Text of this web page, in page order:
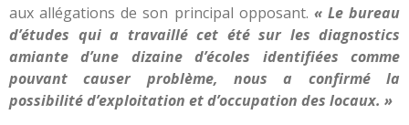
aux allégations de son principal opposant. « Le bureau
d’études qui a travaillé cet été sur les diagnostics
amiante d’une dizaine d’écoles identifiées comme
pouvant causer problème, nous a confirmé la
possibilité d’exploitation et d’occupation des locaux. »